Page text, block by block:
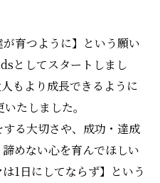
が育つように】という願い
としてスタートしまし
もより成長できるように
たしました。
る大切さや、成功・達成
めない心を育んでほしい
1日にしてならず】という